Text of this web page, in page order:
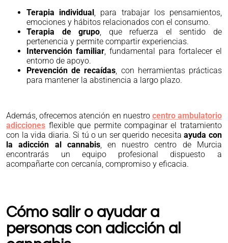
Terapia individual, para trabajar los pensamientos,
emociones y hábitos relacionados con el consumo.
Terapia de grupo, que refuerza el sentido de
pertenencia y permite compartir experiencias.
Intervención familiar, fundamental para fortalecer el
entorno de apoyo.
Prevención de recaídas, con herramientas prácticas
para mantener la abstinencia a largo plazo.
Además, ofrecemos atención en nuestro centro ambulatorio
adicciones flexible que permite compaginar el tratamiento
con la vida diaria. Si tú o un ser querido necesitaayuda con
la adicción al cannabis, en nuestro centro de Murcia
encontrarás un equipo profesional dispuesto a
acompañarte con cercanía, compromiso y eficacia.
Cómo salir o ayudar a
personas con adicción al